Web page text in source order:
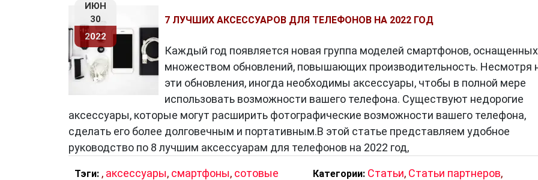
Долгое время работы батареи
работать дольше без подзарядки. Это позволяет пользователям оставаться онлайн и
активный образ жизни, не беспокоясь о разрядке устройства.
Связь и подключение
: Смартфоны поддерживают широкий спектр сетей и технологий
включая 4G и 5G, что обеспечивает быструю и стабильную связь в любой точке мира.
: Многие современные смартфоны используют
интеллект для улучшения опыта пользователя. Это включает в себя распознавание
умные ассистенты и оптимизацию приложений.
Будущее смартфонов
ИЮН
30
2022
7 ЛУЧШИХ АКСЕССУАРОВ ДЛЯ ТЕЛЕФОНОВ НА 2022 ГОД
Каждый год появляется новая группа моделей смартфонов, оснащенных
множеством обновлений, повышающих производительность. Несмотря
эти обновления, иногда необходимы аксессуары, чтобы в полной мере
использовать возможности вашего телефона. Существуют недорогие
аксессуары, которые могут расширить фотографические возможности вашего телефона,
сделать его более долговечным и портативным.В этой статье представляем удобное
руководство по 8 лучшим аксессуарам для телефонов на 2022 год,
Тэги: , аксессуары, смартфоны, сотовые
Категории: Статьи, Статьи партнеров,